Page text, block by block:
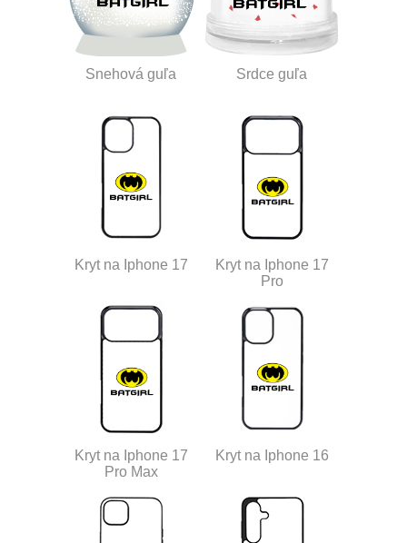
Snehová guľa Srdce guľa
Kryt na Iphone 17
Kryt na Iphone 17
Pro
Kryt na Iphone 17
Pro Max
Kryt na Iphone 16